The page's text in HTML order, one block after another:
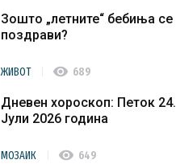
Зошто „летните“ бебиња се
поздрави?
ЖИВОТ visibility 689
Дневен хороскоп: Петок 24.
Јули 2026 година
МОЗАИК visibility 649